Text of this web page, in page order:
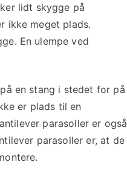
lidt skygge på
ikke meget plads.
En ulempe ved
en stang i stedet for på
er plads til en
parasoller er også
parasoller er, at de